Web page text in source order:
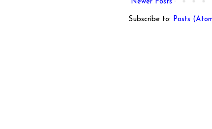
Newer Posts
Subscribe to: Posts